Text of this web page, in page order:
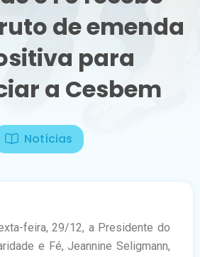
de emenda
para
a Cesbem
Notícias
feira, 29/12, a Presidente do
e Fé, Jeannine Seligmann,